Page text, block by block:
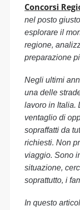
Concorsi
nel posto
esplorare il
regione,
preparazione
Negli ultimi
una delle
lavoro in Italia.
ventaglio di
sopraffatti da
richiesti. Non
viaggio. Sono
situazione,
soprattutto, i
In questo